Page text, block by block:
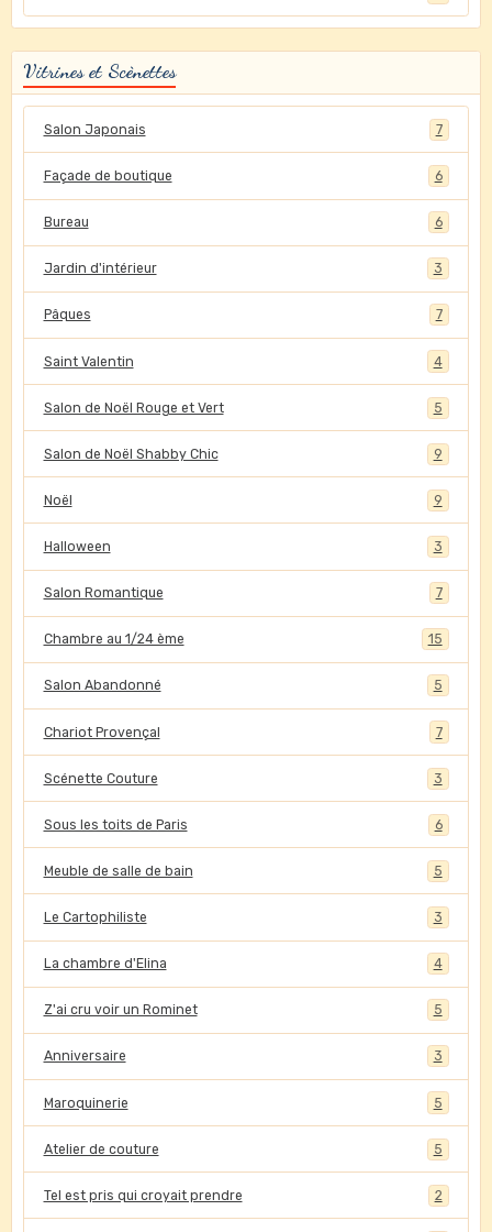
Vitrines et Scènettes
Salon Japonais 7
Façade de boutique 6
Bureau 6
Jardin d'intérieur 3
Pâques 7
Saint Valentin 4
Salon de Noël Rouge et Vert 5
Salon de Noël Shabby Chic 9
Noël 9
Halloween 3
Salon Romantique 7
Chambre au 1/24 ème 15
Salon Abandonné 5
Chariot Provençal 7
Scénette Couture 3
Sous les toits de Paris 6
Meuble de salle de bain 5
Le Cartophiliste 3
La chambre d'Elina 4
Z'ai cru voir un Rominet 5
Anniversaire 3
Maroquinerie 5
Atelier de couture 5
Tel est pris qui croyait prendre 2